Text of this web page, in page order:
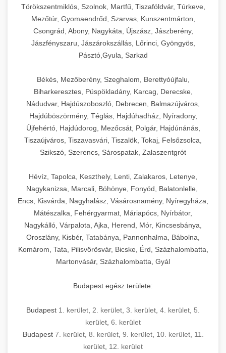
Törökszentmiklós, Szolnok, Martfű, Tiszaföldvár, Túrkeve,
Mezőtúr, Gyomaendrőd, Szarvas, Kunszentmárton,
Csongrád, Abony, Nagykáta, Újszász, Jászberény,
Jászfényszaru, Jászárokszállás, Lőrinci, Gyöngyös,
Pásztó,Gyula, Sarkad
Békés, Mezőberény, Szeghalom, Berettyóújfalu,
Biharkeresztes, Püspökladány, Karcag, Derecske,
Nádudvar, Hajdúszoboszló, Debrecen, Balmazújváros,
Hajdúböszörmény, Téglás, Hajdúhadház, Nyíradony,
Újfehértó, Hajdúdorog, Mezőcsát, Polgár, Hajdúnánás,
Tiszaújváros, Tiszavasvári, Tiszalök, Tokaj, Felsőzsolca,
Szikszó, Szerencs, Sárospatak, Zalaszentgrót
Hévíz, Tapolca, Keszthely, Lenti, Zalakaros, Letenye,
Nagykanizsa, Marcali, Böhönye, Fonyód, Balatonlelle,
Encs, Kisvárda, Nagyhalász, Vásárosnamény, Nyíregyháza,
Mátészalka, Fehérgyarmat, Máriapócs, Nyírbátor,
Nagykálló, Várpalota, Ajka, Herend, Mór, Kincsesbánya,
Oroszlány, Kisbér, Tatabánya, Pannonhalma, Bábolna,
Komárom, Tata, Pilisvörösvár, Bicske, Érd, Százhalombatta,
Martonvásár, Százhalombatta, Gyál
Budapest egész területe:
Budapest 1. kerület 2. kerület 3. kerület 4. kerület 5.
kerület 6. kerület
Budapest 7. kerület, 8. kerület, 9. kerület, 10. kerület, 11.
kerület 12. kerület